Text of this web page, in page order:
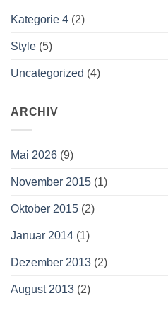
Kategorie 4 (2)
Style (5)
Uncategorized (4)
ARCHIV
Mai 2026 (9)
November 2015 (1)
Oktober 2015 (2)
Januar 2014 (1)
Dezember 2013 (2)
August 2013 (2)